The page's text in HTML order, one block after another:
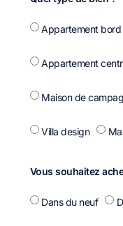
Appartement bord
Appartement
Maison de
Villa design
Vous souhaitez
Dans du neuf